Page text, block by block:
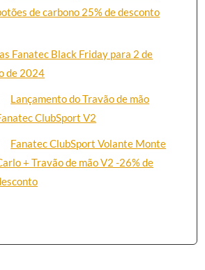
de carbono 25% de desconto
Fanatec Black Friday para 2 de
de 2024
Lançamento do Travão de mão
ClubSport V2
Fanatec ClubSport Volante Monte
+ Travão de mão V2 -26% de